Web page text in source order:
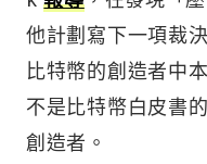
他計劃寫下一項裁
比特幣的創造者中
不是比特幣白皮書
創造者。